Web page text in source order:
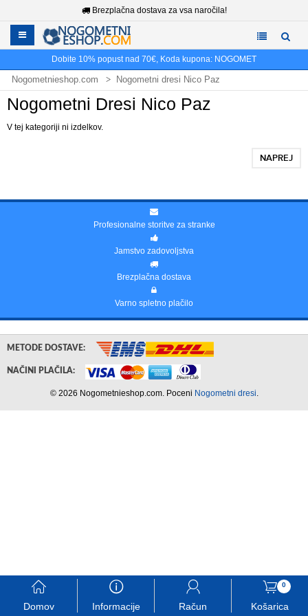
Brezplačna dostava za vsa naročila!
Dobite 10% popust nad 70€, Koda kupona: NOGOMET
Nogometnieshop.com Nogometni dresi Nico Paz
Nogometni Dresi Nico Paz
V tej kategoriji ni izdelkov.
NAPREJ
Profesionalne storitve za stranke
Jamstvo zadovoljstva
Brezplačna dostava
Varno spletno plačilo
󰃱
Domov
󰈢
Informacije
󰃳
Račun
0
󰃦
Košarica
METODE DOSTAVE:
NAČINI PLAČILA:
© 2026 Nogometnieshop.com. Poceni Nogometni dresi.